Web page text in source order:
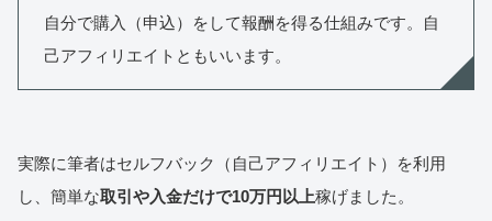
自分で購入（申込）をして報酬を得る仕組みです。自
己アフィリエイトともいいます。
実際に筆者はセルフバック（自己アフィリエイト）を利用
し、簡単な取引や入金だけで10万円以上稼げました。